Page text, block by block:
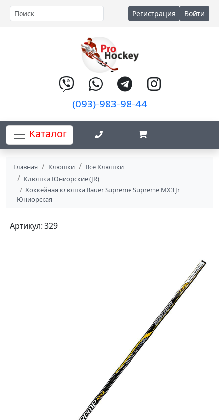
Регистрация Войти
(093)-983-98-44
Каталог
Главная Клюшки
Все Клюшки
Клюшки Юниорские (JR)
Хоккейная клюшка Bauer Supreme Supreme MX3 Jr
Юниорская
Артикул: 329